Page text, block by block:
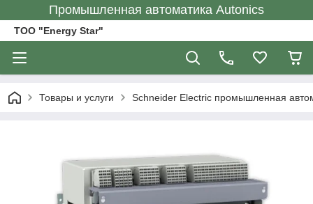
Промышленная автоматика Autonics
ТОО "Energy Star"
Товары и услуги Schneider Electric промышленная